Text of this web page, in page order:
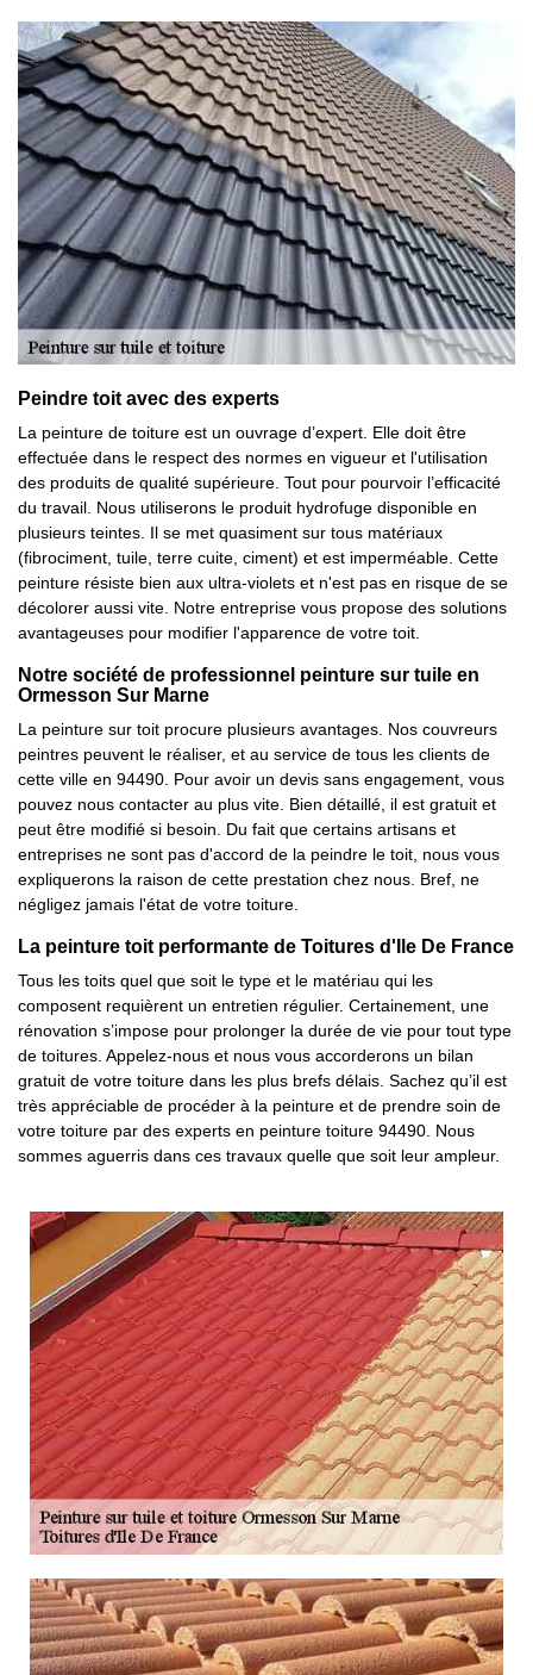
Peindre toit avec des experts
La peinture de toiture est un ouvrage d’expert. Elle doit être
effectuée dans le respect des normes en vigueur et l'utilisation
des produits de qualité supérieure. Tout pour pourvoir l’efficacité
du travail. Nous utiliserons le produit hydrofuge disponible en
plusieurs teintes. Il se met quasiment sur tous matériaux
(fibrociment, tuile, terre cuite, ciment) et est imperméable. Cette
peinture résiste bien aux ultra-violets et n'est pas en risque de se
décolorer aussi vite. Notre entreprise vous propose des solutions
avantageuses pour modifier l'apparence de votre toit.
Notre société de professionnel peinture sur tuile en
Ormesson Sur Marne
La peinture sur toit procure plusieurs avantages. Nos couvreurs
peintres peuvent le réaliser, et au service de tous les clients de
cette ville en 94490. Pour avoir un devis sans engagement, vous
pouvez nous contacter au plus vite. Bien détaillé, il est gratuit et
peut être modifié si besoin. Du fait que certains artisans et
entreprises ne sont pas d'accord de la peindre le toit, nous vous
expliquerons la raison de cette prestation chez nous. Bref, ne
négligez jamais l'état de votre toiture.
La peinture toit performante de Toitures d'Ile De France
Tous les toits quel que soit le type et le matériau qui les
composent requièrent un entretien régulier. Certainement, une
rénovation s’impose pour prolonger la durée de vie pour tout type
de toitures. Appelez-nous et nous vous accorderons un bilan
gratuit de votre toiture dans les plus brefs délais. Sachez qu’il est
très appréciable de procéder à la peinture et de prendre soin de
votre toiture par des experts en peinture toiture 94490. Nous
sommes aguerris dans ces travaux quelle que soit leur ampleur.